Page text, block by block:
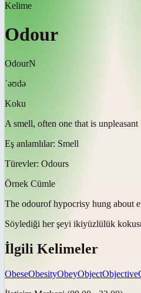
Kelime
Odour
OdourN
ˈəʊdə
Koku
A smell, often one that is unpleasant
Eş anlamlılar: Smell
Türevler: Odours
Örnek Cümle
The odourof hypocrisy hung about
Söylediği her şeyi ikiyüzlülük
İlgili Kelimeler
ObeseObesityObeyObjectObjective